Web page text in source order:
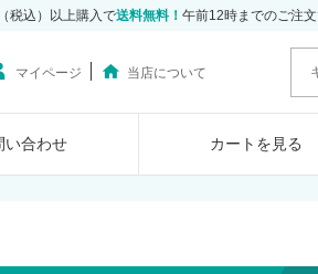
税込）以上購入で送料無料！ 午前12時までのご注
マイページ 当店について
い合わせ カートを見る